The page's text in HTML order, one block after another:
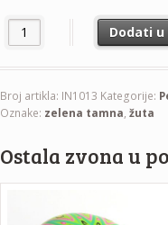
Dodati
Broj artikla: IN1013 Kategorije:
Oznake: zelena tamna, žuta
Ostala zvona u